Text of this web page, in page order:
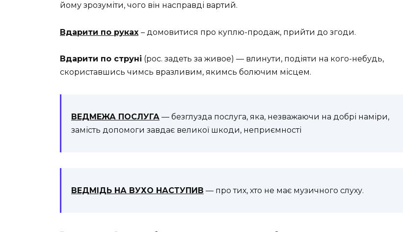
йому зрозуміти, чого він насправді вартий.
Вдарити по руках – домовитися про куплю-продаж, прийти до згоди.
Вдарити по струні (рос. задеть за живое) — влинути, подіяти на кого-небудь,
скориставшись чимсь вразливим, якимсь болючим місцем.
ВЕДМЕЖА ПОСЛУГА — безглузда послуга, яка, незважаючи на добрі наміри,
замість допомоги завдає великої шкоди, неприємності
ВЕДМІДЬ НА ВУХО НАСТУПИВ — про тих, хто не має музичного слуху.